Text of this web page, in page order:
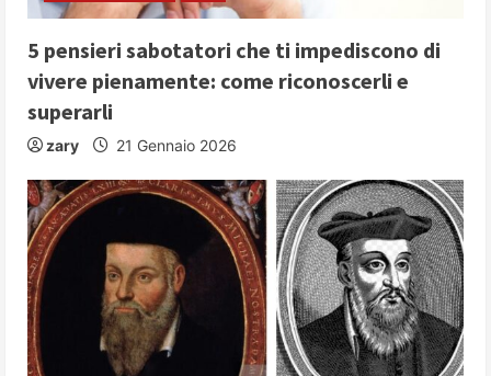
5 pensieri sabotatori che ti impediscono di
vivere pienamente: come riconoscerli e
superarli
zary 21 Gennaio 2026